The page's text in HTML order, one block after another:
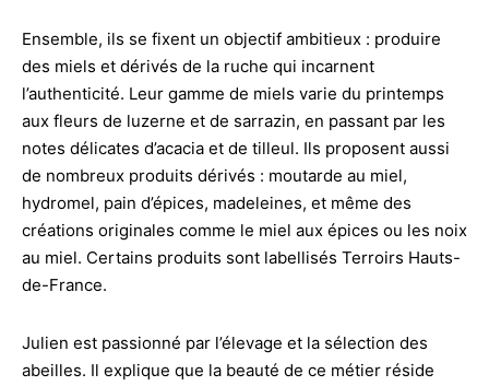
Ensemble, ils se fixent un objectif ambitieux : produire
des miels et dérivés de la ruche qui incarnent
l’authenticité. Leur gamme de miels varie du printemps
aux fleurs de luzerne et de sarrazin, en passant par les
notes délicates d’acacia et de tilleul. Ils proposent aussi
de nombreux produits dérivés : moutarde au miel,
hydromel, pain d’épices, madeleines, et même des
créations originales comme le miel aux épices ou les noix
au miel. Certains produits sont labellisés Terroirs Hauts-
de-France.
Julien est passionné par l’élevage et la sélection des
abeilles. Il explique que la beauté de ce métier réside